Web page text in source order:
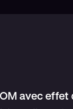
avec effet